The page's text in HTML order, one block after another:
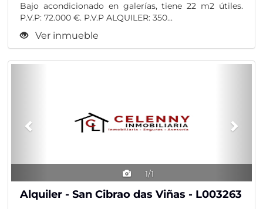
Bajo acondicionado en galerías, tiene 22 m2 útiles.
P.V.P: 72.000 €. P.V.P ALQUILER: 350...
Ver inmueble
1/1
Alquiler - San Cibrao das Viñas - L003263